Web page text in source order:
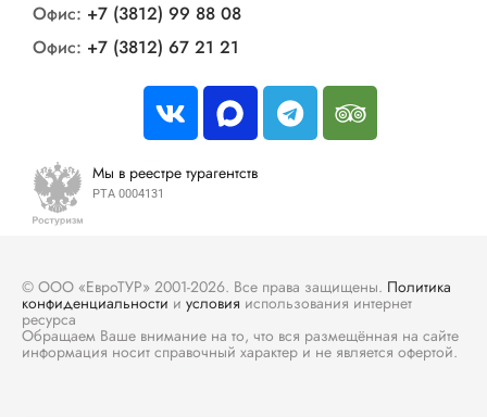
Офис: +7 (3812) 99 88 08
Офис: +7 (3812) 67 21 21
Мы в реестре турагентств
РТА 0004131
© ООО «ЕвроТУР» 2001-2026. Все права защищены. Политика
конфиденциальности и условия использования интернет
ресурса
Обращаем Ваше внимание на то, что вся размещённая на сайте
информация носит справочный характер и не является офертой.